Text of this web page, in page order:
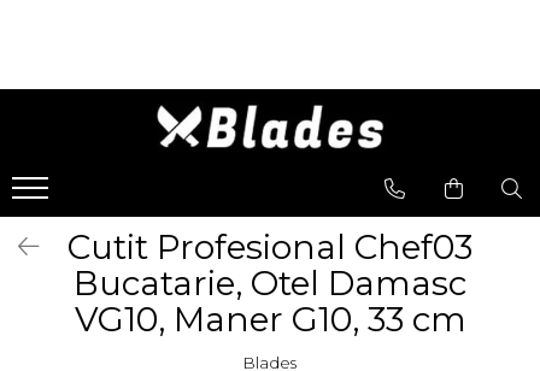
Cutite-Bushcraft
Cutite Bucatarie
Cutite Japoneze
Cutite Dezosat - Filetat
Cutite Profesionale
Satare Bucatarie
Satare Oase
Satare Camping
Unelte Cioplire
Seturi Unelte Cioplit
Lemn
Cutit Profesional Chef03
Bucatarie, Otel Damasc
VG10, Maner G10, 33 cm
Blades